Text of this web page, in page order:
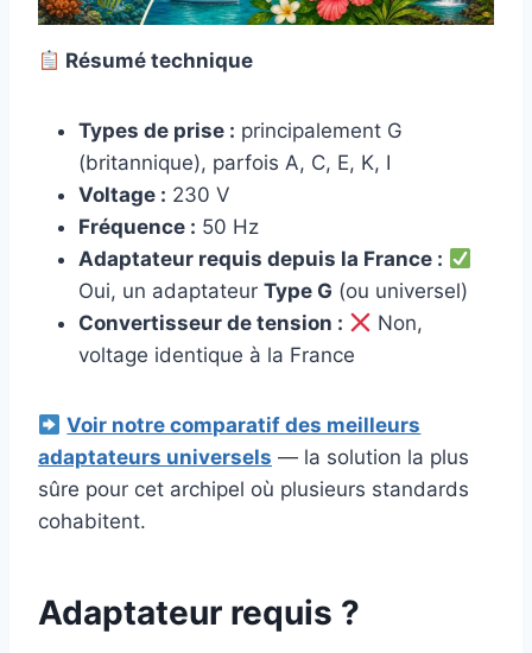
Résumé technique
Types de prise : principalement G
(britannique), parfois A, C, E, K, I
Voltage : 230 V
Fréquence : 50 Hz
Adaptateur requis depuis la France :
Oui, un adaptateur Type G (ou universel)
Convertisseur de tension :
Non,
voltage identique à la France
Voir notre comparatif des meilleurs
adaptateurs universels — la solution la plus
sûre pour cet archipel où plusieurs standards
cohabitent.
Adaptateur requis ?